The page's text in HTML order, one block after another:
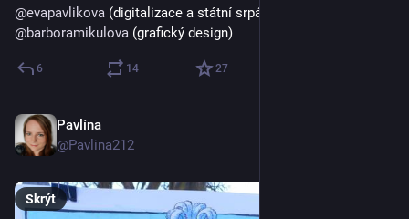
@evapavlikova (digitalizace a státní srpáva)
@barboramikulova (grafický design)
6 14 27
Pavlína
@Pavlina212
Skrýt